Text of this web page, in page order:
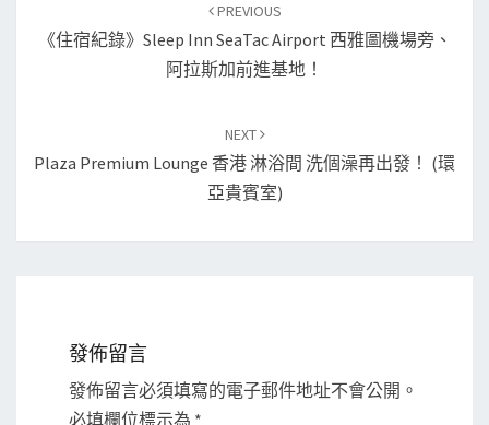
PREVIOUS
《住宿紀錄》Sleep Inn SeaTac Airport 西雅圖機場旁、
阿拉斯加前進基地！
NEXT
Plaza Premium Lounge 香港 淋浴間 洗個澡再出發！ (環
亞貴賓室)
發佈留言
發佈留言必須填寫的電子郵件地址不會公開。
必填欄位標示為 *